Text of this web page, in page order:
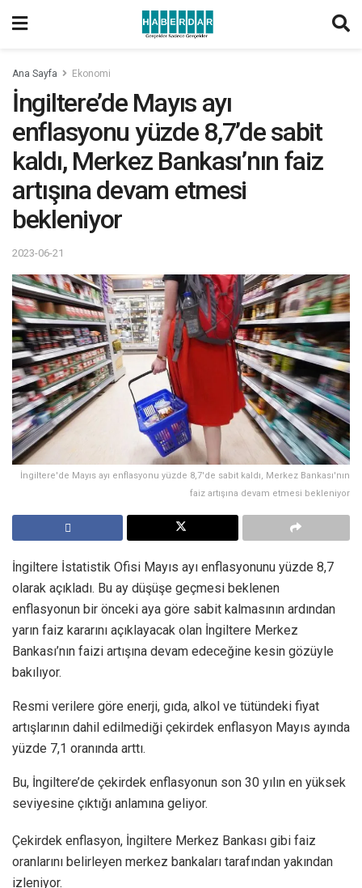
Ana Sayfa Ekonomi
İngiltere’de Mayıs ayı
enflasyonu yüzde 8,7’de sabit
kaldı, Merkez Bankası’nın faiz
artışına devam etmesi
bekleniyor
2023-06-21
İngiltere'de Mayıs ayı enflasyonu yüzde 8,7'de sabit kaldı, Merkez Bankası'nın
faiz artışına devam etmesi bekleniyor
İngiltere İstatistik Ofisi Mayıs ayı enflasyonunu yüzde 8,7
olarak açıkladı. Bu ay düşüşe geçmesi beklenen
enflasyonun bir önceki aya göre sabit kalmasının ardından
yarın faiz kararını açıklayacak olan İngiltere Merkez
Bankası’nın faizi artışına devam edeceğine kesin gözüyle
bakılıyor.
Resmi verilere göre enerji, gıda, alkol ve tütündeki fiyat
artışlarının dahil edilmediği çekirdek enflasyon Mayıs ayında
yüzde 7,1 oranında arttı.
Bu, İngiltere’de çekirdek enflasyonun son 30 yılın en yüksek
seviyesine çıktığı anlamına geliyor.
Çekirdek enflasyon, İngiltere Merkez Bankası gibi faiz
oranlarını belirleyen merkez bankaları tarafından yakından
izleniyor.